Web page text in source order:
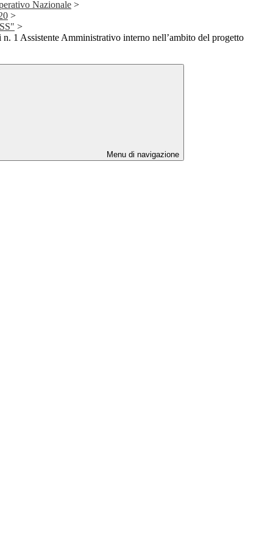
Nazionale >
>
>
1 Assistente Amministrativo interno nell’ambito del progetto
Menu di navigazione